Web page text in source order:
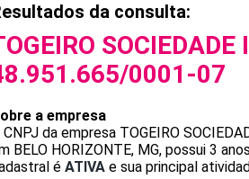
da consulta:
0001-07
a empresa
CNPJ da empresa TOGEIRO
BELO HORIZONTE, MG, possui 3
é ATIVA e sua principal